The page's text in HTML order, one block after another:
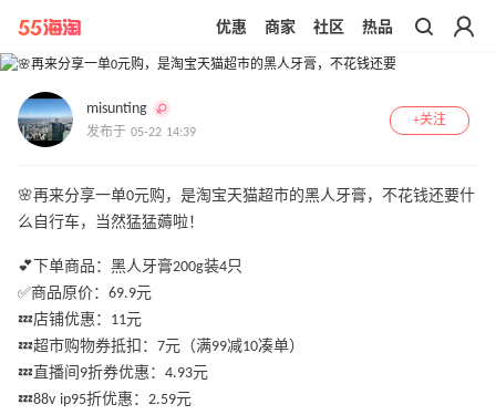
带你去官网买正品
优惠 商家 社区
热品
misunting
发布于 05-22 14:39
+关注
🌸再来分享一单0元购，是淘宝天猫超市的黑人牙膏，不花钱还要什
么自行车，当然猛猛薅啦！
💕下单商品：黑人牙膏200g装4只
✅商品原价：69.9元
💤店铺优惠：11元
💤超市购物券抵扣：7元（满99减10凑单）
💤直播间9折券优惠：4.93元
💤88v ip95折优惠：2.59元